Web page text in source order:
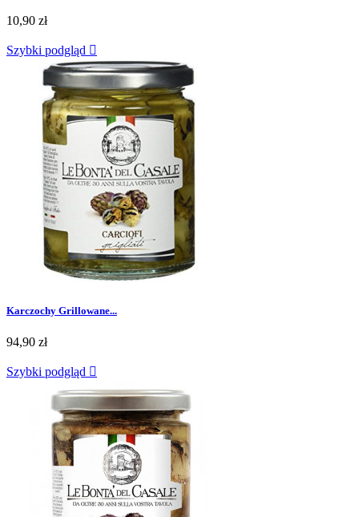
10,90 zł
Szybki podgląd 
Karczochy Grillowane...
94,90 zł
Szybki podgląd 